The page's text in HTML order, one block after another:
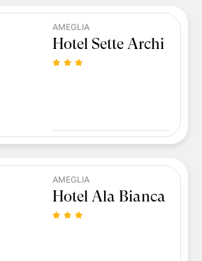
AMEGLIA
Hotel Sette Archi
AMEGLIA
Hotel Ala Bianca